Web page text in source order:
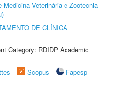
Medicina Veterinária e Zootecnia
DE CLÍNICA
Category: RDIDP Academic
Scopus
Fapesp